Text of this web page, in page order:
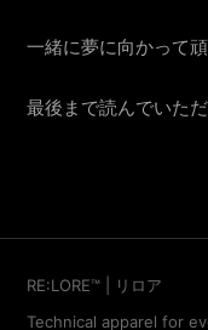
一緒に夢に向かって
最後まで読んでいた
RE:LORE™ | リロア
Technical apparel for